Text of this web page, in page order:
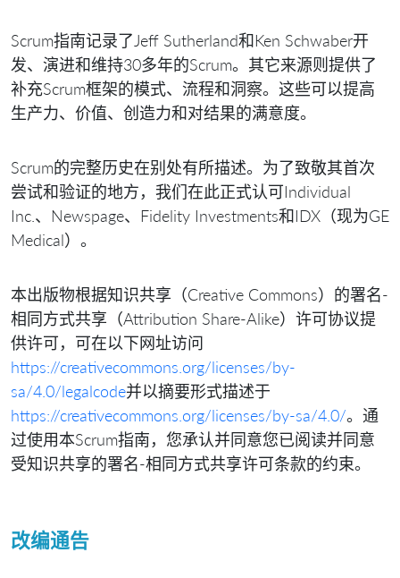
Scrum指南记录了Jeff Sutherland和Ken Schwaber开
发、演进和维持30多年的Scrum。其它来源则提供了
补充Scrum框架的模式、流程和洞察。这些可以提高
生产力、价值、创造力和对结果的满意度。
Scrum的完整历史在别处有所描述。为了致敬其首次
尝试和验证的地方，我们在此正式认可Individual
Inc.、Newspage、Fidelity Investments和IDX（现为GE
Medical）。
本出版物根据知识共享（Creative Commons）的署名-
相同方式共享（Attribution Share-Alike）许可协议提
供许可，可在以下网址访问
https://creativecommons.org/licenses/by-
sa/4.0/legalcode并以摘要形式描述于
https://creativecommons.org/licenses/by-sa/4.0/。通
过使用本Scrum指南，您承认并同意您已阅读并同意
受知识共享的署名-相同方式共享许可条款的约束。
改编通告